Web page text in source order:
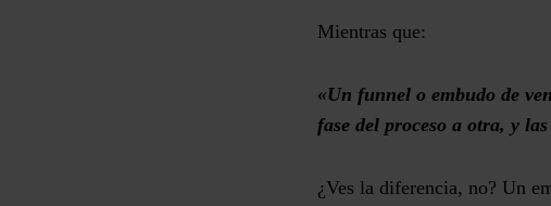
Mientras que:
«Un funnel o embudo de
fase del proceso a otra, y
¿Ves la diferencia, no? Un